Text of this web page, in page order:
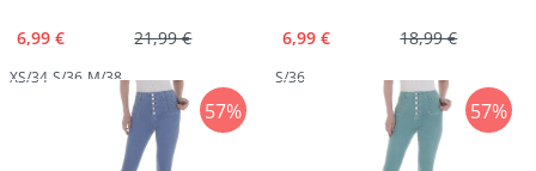
21,99 €
6,99 €
XS/34 S/36 M/38
18,99 €
6,99 €
S/36
57% 57%